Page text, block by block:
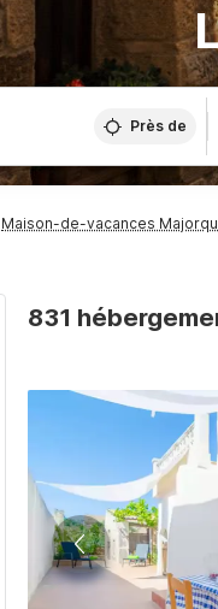
Près de
Maison-de-vacances
831